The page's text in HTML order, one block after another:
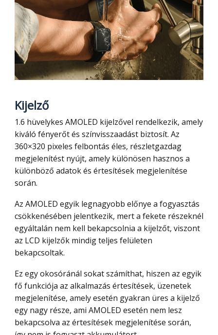
Kijelző
1.6 hüvelykes AMOLED kijelzővel rendelkezik, amely
kiváló fényerőt és színvisszaadást biztosít. Az
360×320 pixeles felbontás éles, részletgazdag
megjelenítést nyújt, amely különösen hasznos a
különböző adatok és értesítések megjelenítése
során.
Az AMOLED egyik legnagyobb előnye a fogyasztás
csökkenésében jelentkezik, mert a fekete részeknél
egyáltalán nem kell bekapcsolnia a kijelzőt, viszont
az LCD kijelzők mindig teljes felületen
bekapcsoltak.
Ez egy okosóránál sokat számíthat, hiszen az egyik
fő funkciója az alkalmazás értesítések, üzenetek
megjelenítése, amely esetén gyakran üres a kijelző
egy nagy része, ami AMOLED esetén nem lesz
bekapcsolva az értesítések megjelenítése során,